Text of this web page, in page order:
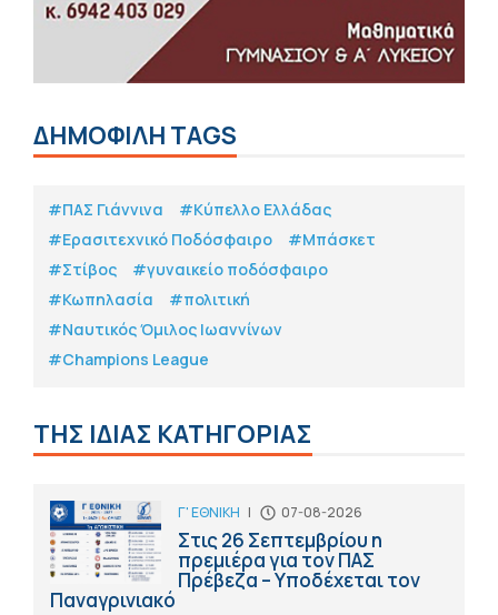
ΔΗΜΟΦΙΛΗ TAGS
#ΠΑΣ Γιάννινα
#Κύπελλο Ελλάδας
#Eρασιτεχνικό Ποδόσφαιρο
#Μπάσκετ
#Στίβος
#γυναικείο ποδόσφαιρο
#Κωπηλασία
#πολιτική
#Ναυτικός Όμιλος Ιωαννίνων
#Champions League
ΤΗΣ ΙΔΙΑΣ ΚΑΤΗΓΟΡΙΑΣ
Γ' ΕΘΝΙΚΗ | 07-08-2026
Στις 26 Σεπτεμβρίου η
πρεμιέρα για τον ΠΑΣ
Πρέβεζα – Υποδέχεται τον
Παναγρινιακό